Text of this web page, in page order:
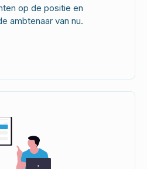
op de positie en
ambtenaar van nu.